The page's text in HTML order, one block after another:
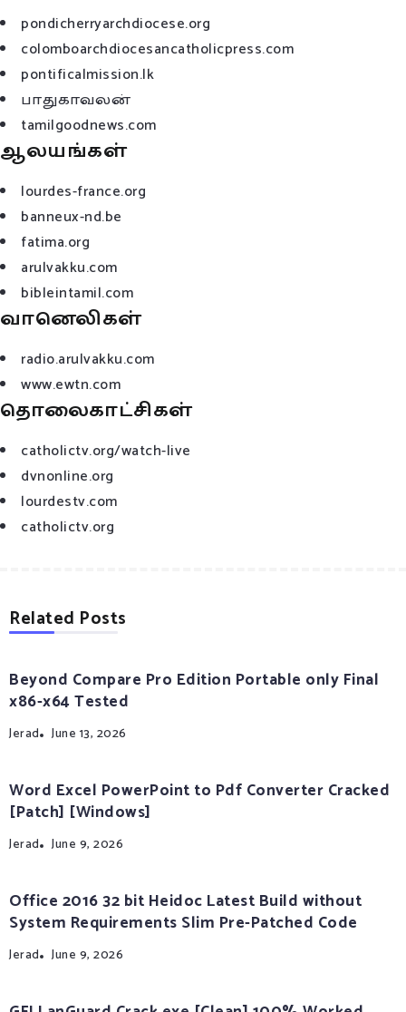
pondicherryarchdiocese.org
colomboarchdiocesancatholicpress.com
pontificalmission.lk
பாதுகாவலன்
tamilgoodnews.com
ஆலயங்கள்
lourdes-france.org
banneux-nd.be
fatima.org
arulvakku.com
bibleintamil.com
வானெலிகள்
radio.arulvakku.com
www.ewtn.com
தொலைகாட்சிகள்
catholictv.org/watch-live
dvnonline.org
lourdestv.com
catholictv.org
Related Posts
Beyond Compare Pro Edition Portable only Final
x86-x64 Tested
Jerad June 13, 2026
Word Excel PowerPoint to Pdf Converter Cracked
[Patch] [Windows]
Jerad June 9, 2026
Office 2016 32 bit Heidoc Latest Build without
System Requirements Slim Pre-Patched Code
Jerad June 9, 2026